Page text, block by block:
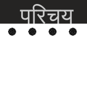
परिचय